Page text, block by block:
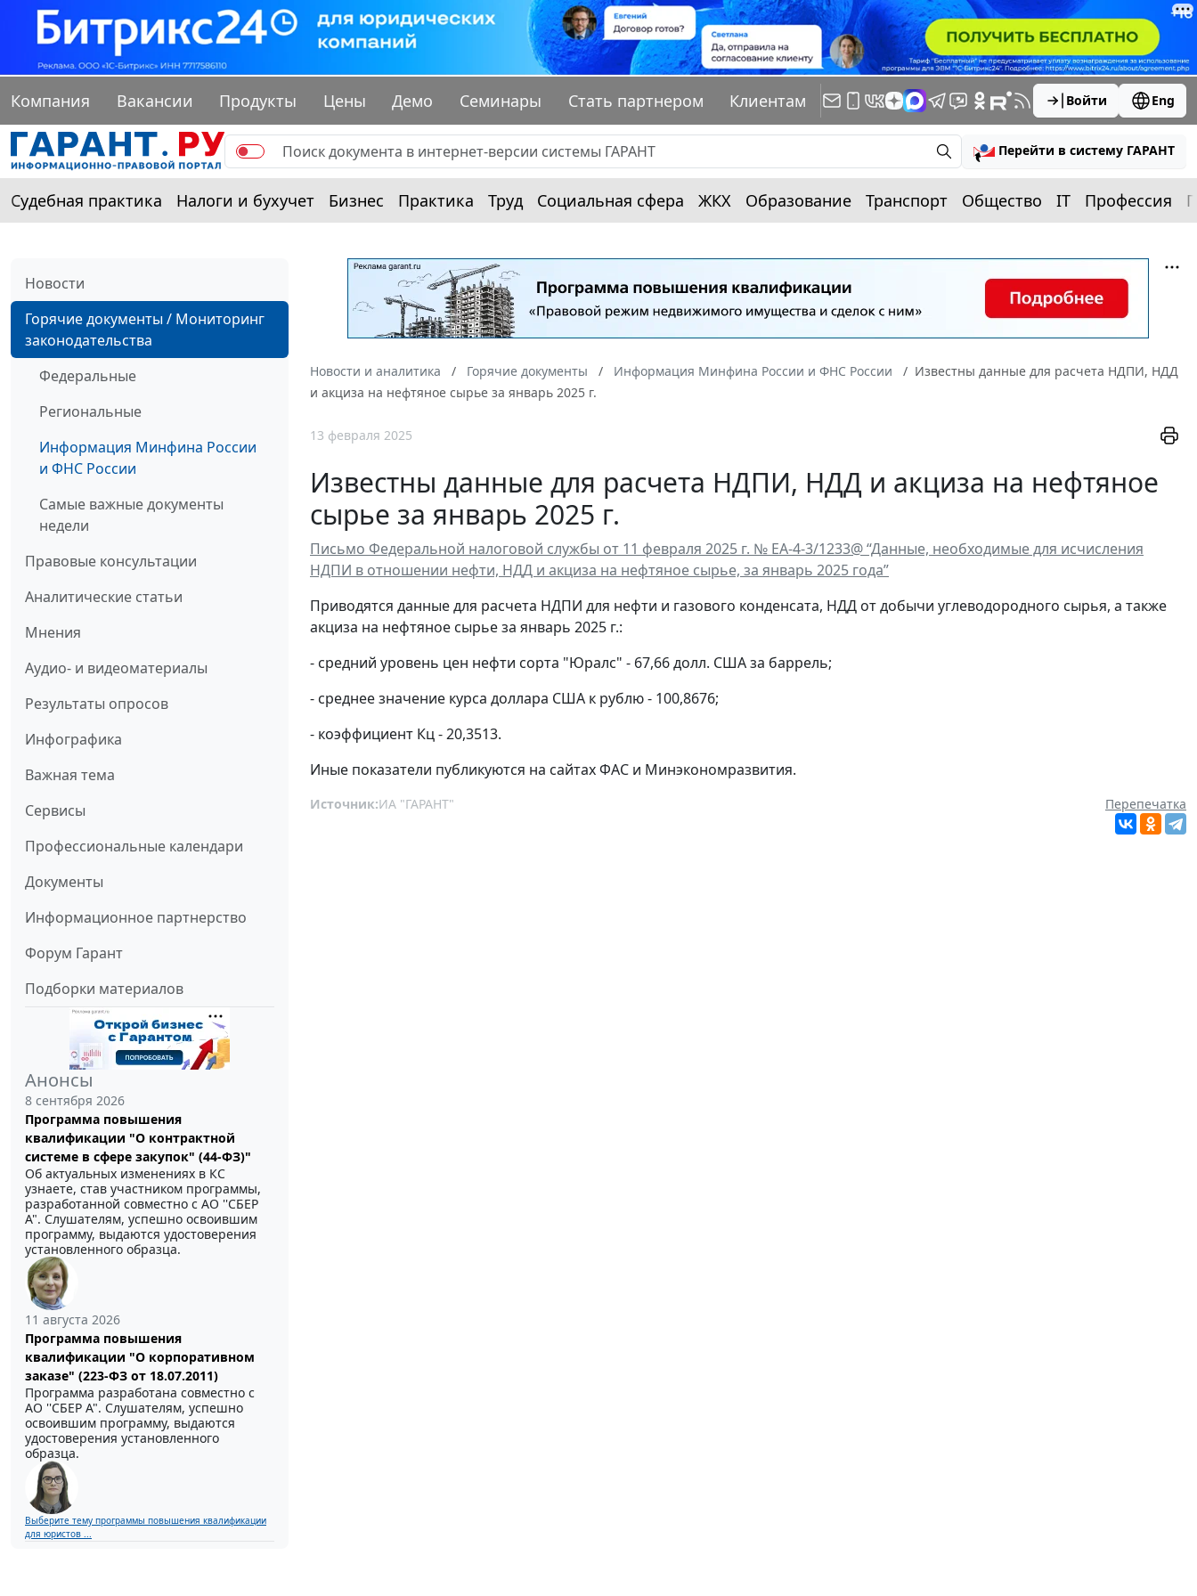
Компания Вакансии Продукты Цены Демо Семинары Стать партнером Клиентам Войти Eng
Перейти в систему ГАРАНТ
Судебная практика Налоги и бухучет Бизнес Практика Труд Социальная сфера ЖКХ Образование Транспорт Общество IT Профессия
Новости
Горячие документы / Мониторинг
законодательства
Федеральные
Региональные
Информация Минфина России
и ФНС России
Самые важные документы
недели
Правовые консультации
Аналитические статьи
Мнения
Аудио- и видеоматериалы
Результаты опросов
Инфографика
Важная тема
Сервисы
Профессиональные календари
Документы
Информационное партнерство
Форум Гарант
Подборки материалов
Анонсы
8 сентября 2026
Программа повышения
квалификации "О контрактной
системе в сфере закупок" (44-ФЗ)"
Об актуальных изменениях в КС
узнаете, став участником программы,
разработанной совместно с АО ''СБЕР
А". Слушателям, успешно освоившим
программу, выдаются удостоверения
установленного образца.
11 августа 2026
Программа повышения
квалификации "О корпоративном
заказе" (223-ФЗ от 18.07.2011)
Программа разработана совместно с
АО ''СБЕР А". Слушателям, успешно
освоившим программу, выдаются
удостоверения установленного
образца.
Выберите тему программы повышения квалификации
для юристов ...
Новости и аналитика Горячие документы Информация Минфина России и ФНС России
Известны данные для расчета НДПИ, НДД
и акциза на нефтяное сырье за январь 2025 г.
13 февраля 2025
Известны данные для расчета НДПИ, НДД и акциза на нефтяное
сырье за январь 2025 г.
Письмо Федеральной налоговой службы от 11 февраля 2025 г. № ЕА-4-3/1233@ “Данные, необходимые для исчисления
НДПИ в отношении нефти, НДД и акциза на нефтяное сырье, за январь 2025 года”
Приводятся данные для расчета НДПИ для нефти и газового конденсата, НДД от добычи углеводородного сырья, а также
акциза на нефтяное сырье за январь 2025 г.:
- средний уровень цен нефти сорта "Юралс" - 67,66 долл. США за баррель;
- среднее значение курса доллара США к рублю - 100,8676;
- коэффициент Кц - 20,3513.
Иные показатели публикуются на сайтах ФАС и Минэкономразвития.
Источник:ИА "ГАРАНТ" Перепечатка